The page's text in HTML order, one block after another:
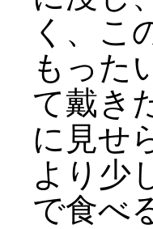
く、こ
もった
て戴き
に見せ
より少
で食べ